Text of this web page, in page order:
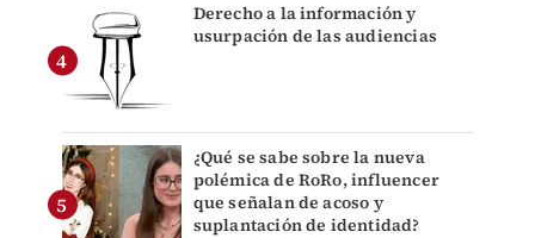
Derecho a la información y
usurpación de las audiencias
¿Qué se sabe sobre la nueva
polémica de RoRo, influencer
que señalan de acoso y
suplantación de identidad?